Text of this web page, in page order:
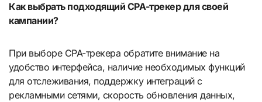
Как выбрать подходящий CPA-трекер для своей
кампании?
При выборе CPA-трекера обратите внимание на
удобство интерфейса, наличие необходимых функций
для отслеживания, поддержку интеграций с
рекламными сетями, скорость обновления данных,